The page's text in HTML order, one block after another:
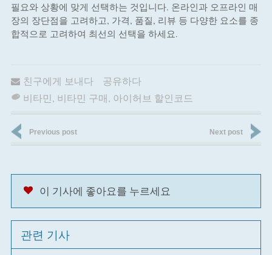
필요와 상황에 맞게 선택하는 것입니다. 온라인과 오프라인 매
장의 장단점을 고려하고, 가격, 품질, 리뷰 등 다양한 요소를 종
합적으로 고려하여 최선의 선택을 하세요.
친구에게 보내다
공유하다
비타민, 비타민 구매, 아이허브 할인코드
Previous post Next post
이 기사에 좋아요를 누르세요
관련 기사